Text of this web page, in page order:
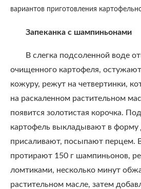
вариантов приготовления
Запеканка с шампиньонами
В слегка подсоленной воде
очищенного картофеля,
кожуру, режут на четвертинки,
на раскаленном растительном
появится золотистая корочка.
картофель выкладывают в форму
присаливают, посыпают перцем.
протирают 150 г шампиньонов,
ломтиками, несколько минут
растительном масле, затем